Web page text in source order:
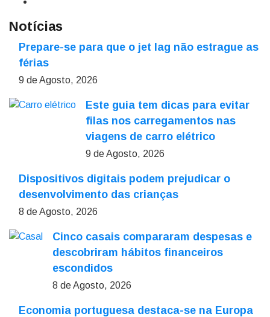
Notícias
Prepare-se para que o jet lag não estrague as
férias
9 de Agosto, 2026
Este guia tem dicas para evitar
filas nos carregamentos nas
viagens de carro elétrico
9 de Agosto, 2026
Dispositivos digitais podem prejudicar o
desenvolvimento das crianças
8 de Agosto, 2026
Cinco casais compararam despesas e
descobriram hábitos financeiros
escondidos
8 de Agosto, 2026
Economia portuguesa destaca-se na Europa